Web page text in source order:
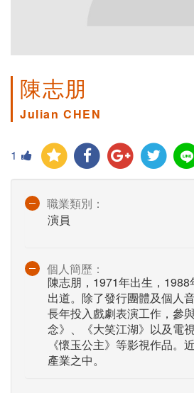
陳志朋
Julian CHEN
1
職業類別：
演員
個人簡歷：
陳志朋，1971年出生，1988
出道。除了發行團體及個人
長年投入戲劇表演工作，參
念》、《大笑江湖》以及電
《懷玉公主》等影視作品。
產業之中。